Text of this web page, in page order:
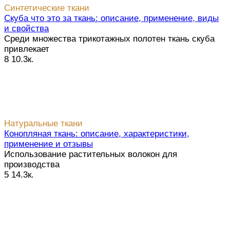
Синтетические ткани
Скуба что это за ткань: описание, применение, виды
и свойства
Среди множества трикотажных полотен ткань скуба
привлекает
8 10.3к.
Натуральные ткани
Конопляная ткань: описание, характеристики,
применение и отзывы
Использование растительных волокон для
производства
5 14.3к.